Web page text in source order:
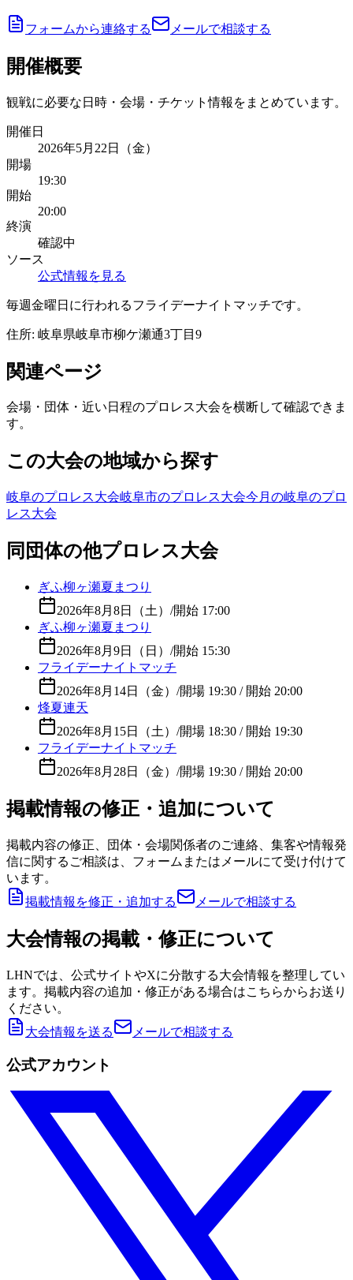
フォームから連絡する メールで相談する
開催概要
観戦に必要な日時・会場・チケット情報をまとめています。
開催日
2026年5月22日（金）
開場
19:30
開始
20:00
終演
確認中
ソース
公式情報を見る
毎週金曜日に行われるフライデーナイトマッチです。
住所: 岐阜県岐阜市柳ケ瀬通3丁目9
関連ページ
会場・団体・近い日程のプロレス大会を横断して確認できま
す。
この大会の地域から探す
岐阜のプロレス大会岐阜市のプロレス大会今月の岐阜のプロ
レス大会
同団体の他プロレス大会
ぎふ柳ヶ瀬夏まつり
2026年8月8日（土） /開始 17:00
ぎふ柳ヶ瀬夏まつり
2026年8月9日（日） /開始 15:30
フライデーナイトマッチ
2026年8月14日（金） /開場 19:30 / 開始 20:00
烽夏連天
2026年8月15日（土） /開場 18:30 / 開始 19:30
フライデーナイトマッチ
2026年8月28日（金） /開場 19:30 / 開始 20:00
掲載情報の修正・追加について
掲載内容の修正、団体・会場関係者のご連絡、集客や情報発
信に関するご相談は、フォームまたはメールにて受け付けて
います。
掲載情報を修正・追加する
メールで相談する
大会情報の掲載・修正について
LHNでは、公式サイトやXに分散する大会情報を整理してい
ます。掲載内容の追加・修正がある場合はこちらからお送り
ください。
大会情報を送る
メールで相談する
公式アカウント